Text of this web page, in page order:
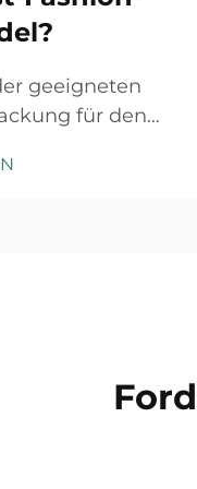
geeigneten
für den
der